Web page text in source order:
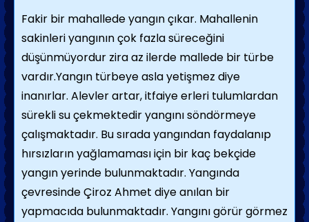
Fakir bir mahallede yangın çıkar. Mahallenin
sakinleri yangının çok fazla süreceğini
düşünmüyordur zira az ilerde mallede bir türbe
vardır.Yangın türbeye asla yetişmez diye
inanırlar. Alevler artar, itfaiye erleri tulumlardan
sürekli su çekmektedir yangını söndörmeye
çalışmaktadır. Bu sırada yangından faydalanıp
hırsızların yağlamaması için bir kaç bekçide
yangın yerinde bulunmaktadır. Yangında
çevresinde Çiroz Ahmet diye anılan bir
yapmacıda bulunmaktadır. Yangını görür görmez